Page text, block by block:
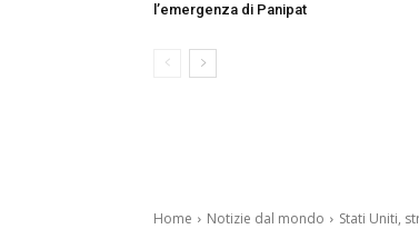
l’emergenza di Panipat